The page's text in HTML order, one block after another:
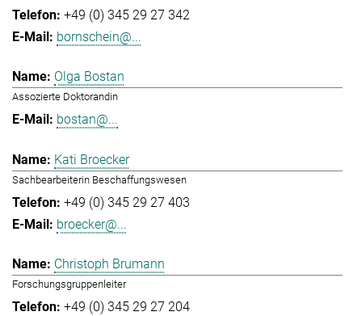
+49 (0) 345 29 27 342
bornschein@...
Olga Bostan
Assozierte Doktorandin
bostan@...
Kati Broecker
Sachbearbeiterin Beschaffungswesen
+49 (0) 345 29 27 403
broecker@...
Christoph Brumann
Forschungsgruppenleiter
+49 (0) 345 29 27 204